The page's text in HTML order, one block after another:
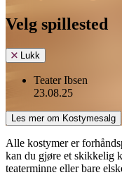
Velg spillested
Lukk
Teater Ibsen
23.08.25
Les mer om Kostymesalg
Alle kostymer er
kan du gjøre et skikkelig
teaterminne eller bare